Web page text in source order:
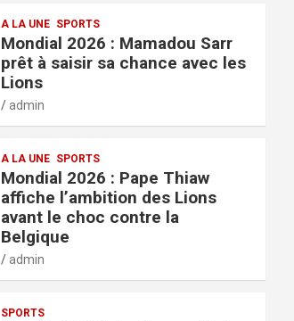
A LA UNE SPORTS
Mondial 2026 : Mamadou Sarr
prêt à saisir sa chance avec les
Lions
admin
A LA UNE SPORTS
Mondial 2026 : Pape Thiaw
affiche l’ambition des Lions
avant le choc contre la
Belgique
admin
SPORTS